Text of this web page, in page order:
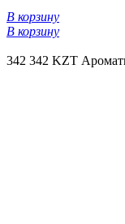
В корзину
В корзину
342 342 KZT